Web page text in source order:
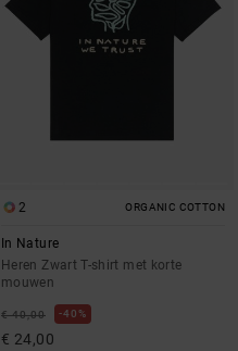
2 ORGANIC COTTON
In Nature
Heren Zwart T-shirt met korte
mouwen
€ 40,00 40%
€ 24,00